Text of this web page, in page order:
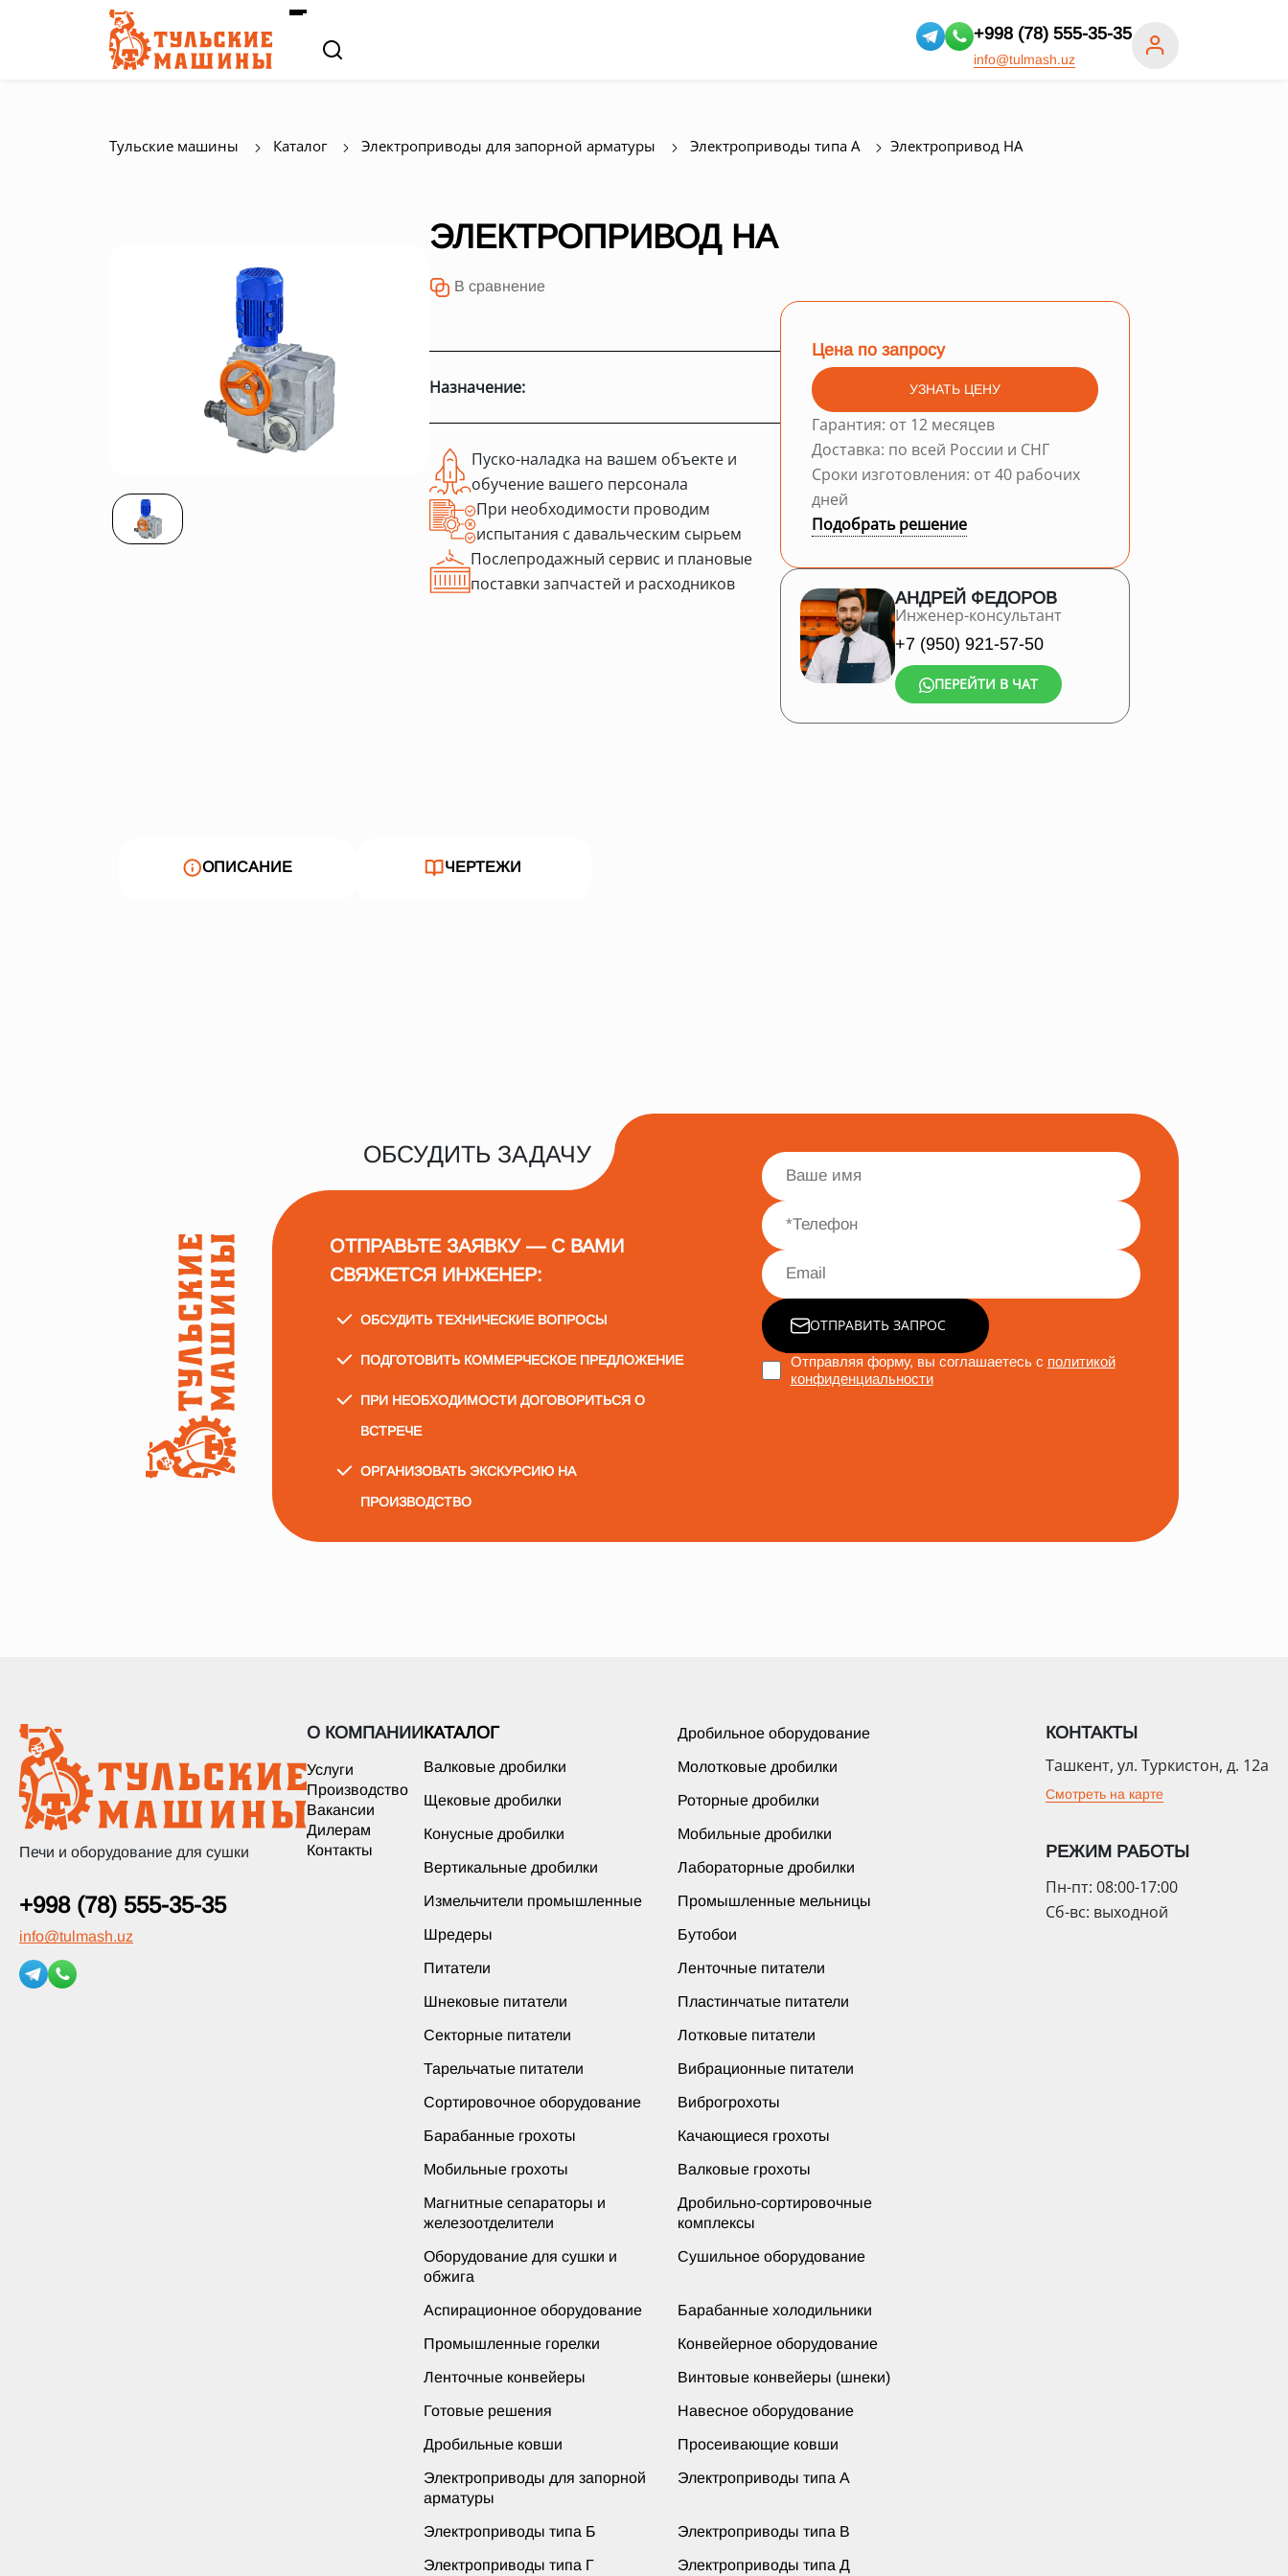
+998 (78) 555-35-35
info@tulmash.uz
Тульские машины Каталог Электроприводы для запорной арматуры Электроприводы типа А Электропривод НА
ЭЛЕКТРОПРИВОД НА
В сравнение
Назначение:
Пуско-наладка на вашем объекте и
обучение вашего персонала
При необходимости проводим
испытания с давальческим сырьем
Послепродажный сервис и плановые
поставки запчастей и расходников
Цена по запросу
УЗНАТЬ ЦЕНУ
Гарантия: от 12 месяцев
Доставка: по всей России и СНГ
Сроки изготовления: от 40 рабочих
дней
Подобрать решение
АНДРЕЙ ФЕДОРОВ
Инженер-консультант
+7 (950) 921-57-50
ПЕРЕЙТИ В ЧАТ
ОПИСАНИЕ ЧЕРТЕЖИ
ОБСУДИТЬ ЗАДАЧУ
ОТПРАВЬТЕ ЗАЯВКУ — С ВАМИ
СВЯЖЕТСЯ ИНЖЕНЕР:
ОБСУДИТЬ ТЕХНИЧЕСКИЕ ВОПРОСЫ
ПОДГОТОВИТЬ КОММЕРЧЕСКОЕ ПРЕДЛОЖЕНИЕ
ПРИ НЕОБХОДИМОСТИ ДОГОВОРИТЬСЯ О
ВСТРЕЧЕ
ОРГАНИЗОВАТЬ ЭКСКУРСИЮ НА
ПРОИЗВОДСТВО
ОТПРАВИТЬ ЗАПРОС
Отправляя форму, вы соглашаетесь с политикой
конфиденциальности
Печи и оборудование для сушки
+998 (78) 555-35-35
info@tulmash.uz
О КОМПАНИИ
Услуги
Производство
Вакансии
Дилерам
Контакты
КАТАЛОГ Дробильное оборудование
Валковые дробилки Молотковые дробилки
Щековые дробилки Роторные дробилки
Конусные дробилки Мобильные дробилки
Вертикальные дробилки Лабораторные дробилки
Измельчители промышленные Промышленные мельницы
Шредеры Бутобои
Питатели Ленточные питатели
Шнековые питатели Пластинчатые питатели
Секторные питатели Лотковые питатели
Тарельчатые питатели Вибрационные питатели
Сортировочное оборудование Виброгрохоты
Барабанные грохоты Качающиеся грохоты
Мобильные грохоты Валковые грохоты
Магнитные сепараторы и
железоотделители
Дробильно-сортировочные
комплексы
Оборудование для сушки и
обжига
Сушильное оборудование
Аспирационное оборудование Барабанные холодильники
Промышленные горелки Конвейерное оборудование
Ленточные конвейеры Винтовые конвейеры (шнеки)
Готовые решения Навесное оборудование
Дробильные ковши Просеивающие ковши
Электроприводы для запорной
арматуры
Электроприводы типа А
Электроприводы типа Б Электроприводы типа В
Электроприводы типа Г Электроприводы типа Д
КОНТАКТЫ
Ташкент, ул. Туркистон, д. 12а
Смотреть на карте
РЕЖИМ РАБОТЫ
Пн-пт: 08:00-17:00
Сб-вс: выходной